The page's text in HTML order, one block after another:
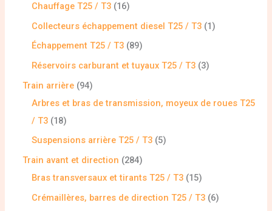
Chauffage T25 / T3 16
Collecteurs échappement diesel T25 / T3 1
Échappement T25 / T3 89
Réservoirs carburant et tuyaux T25 / T3 3
Train arrière 94
Arbres et bras de transmission, moyeux de roues T25
/ T3 18
Suspensions arrière T25 / T3 5
Train avant et direction
284
Bras transversaux et tirants T25 / T3 15
Crémaillères, barres de direction T25 / T3 6